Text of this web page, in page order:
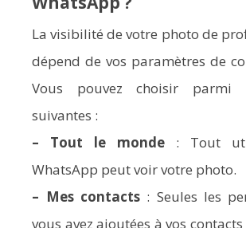
La visibilité de votre photo de
dépend de vos paramètres de
Vous pouvez choisir parmi
suivantes :
–
Tout le monde : Tout
WhatsApp peut voir votre photo.
– Mes contacts : Seules les
vous avez ajoutées à vos